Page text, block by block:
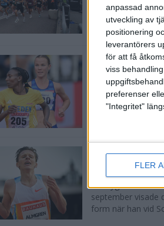
anpassad
utveckling av
positionering
leverantörers
för att få
viss
preferenser
"Integritet"
FLER
Ett slutsålt och
nästintill perfekt
var 19,866
Löparna
26 aug 2025
Den hundrade
landskamp i
Svenskt
En dryg månad
september visade
form när han vid